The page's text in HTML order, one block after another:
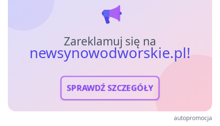
Zareklamuj się na
newsynowodworskie.pl!
SPRAWDŹ SZCZEGÓŁY
autopromocja